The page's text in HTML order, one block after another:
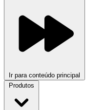
Ir para conteúdo principal
Produtos